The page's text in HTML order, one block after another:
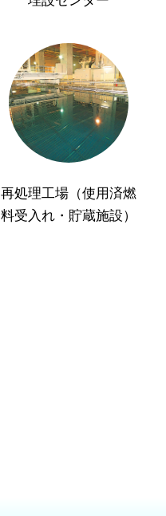
再処理工場（使用済燃
料受入れ・貯蔵施設）